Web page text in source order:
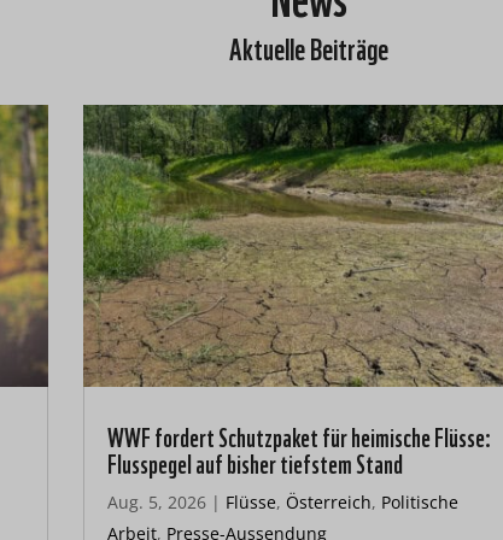
Aktuelle Beiträge
WWF fordert Schutzpaket für heimische Flüsse:
Flusspegel auf bisher tiefstem Stand
Aug. 5, 2026| Flüsse, Österreich, Politische
Arbeit, Presse-Aussendung